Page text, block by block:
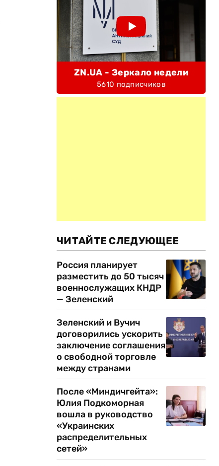
ZN.UA - Зеркало недели
5610 подписчиков
ЧИТАЙТЕ СЛЕДУЮЩЕЕ
Россия планирует
разместить до 50 тысяч
военнослужащих КНДР
— Зеленский
Зеленский и Вучич
договорились ускорить
заключение соглашения
о свободной торговле
между странами
После «Миндичгейта»:
Юлия Подкоморная
вошла в руководство
«Украинских
распределительных
сетей»